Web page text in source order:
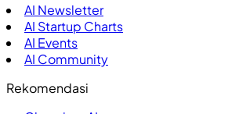
AI Newsletter
AI Startup Charts
AI Events
AI Community
Rekomendasi